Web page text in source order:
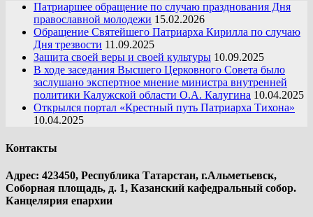
Патриаршее обращение по случаю празднования Дня
православной молодежи 15.02.2026
Обращение Святейшего Патриарха Кирилла по случаю
Дня трезвости 11.09.2025
Защита своей веры и своей культуры 10.09.2025
В ходе заседания Высшего Церковного Совета было
заслушано экспертное мнение министра внутренней
политики Калужской области О.А. Калугина 10.04.2025
Открылся портал «Крестный путь Патриарха Тихона»
10.04.2025
Контакты
Адрес: 423450, Республика Татарстан, г.Альметьевск,
Соборная площадь, д. 1, Казанский кафедральный собор.
Канцелярия епархии